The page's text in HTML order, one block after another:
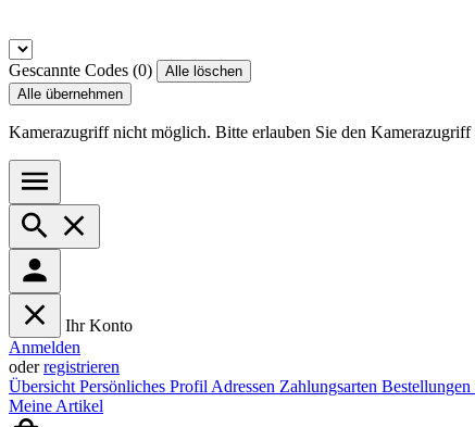
Gescannte Codes (0)
Alle löschen
Alle übernehmen
Kamerazugriff nicht möglich. Bitte erlauben Sie den
Ihr Konto
Anmelden
oderregistrieren
Übersicht Persönliches Profil Adressen Zahlungsarten Bestellungen
Meine Artikel